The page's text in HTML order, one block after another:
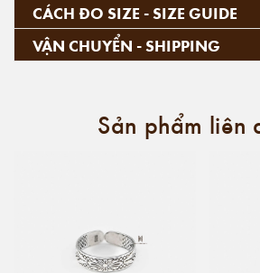
CÁCH ĐO SIZE - SIZE GUIDE
VẬN CHUYỂN - SHIPPING
Sản phẩm liên